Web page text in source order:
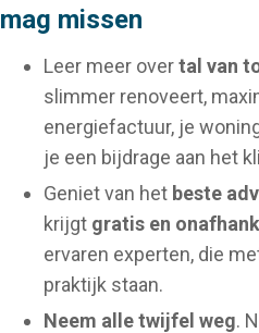
mag missen
Leer meer overtal van
slimmer renoveert,
energiefactuur, je
je een bijdrage aan het
Geniet van het beste
krijgt gratis en
ervaren experten, die
praktijk staan.
Neem alle twijfel weg.